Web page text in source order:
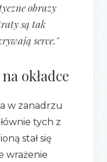
obrazy
są tak
serce."
okładce
w zanadrzu
tych z
stał się
wrażenie